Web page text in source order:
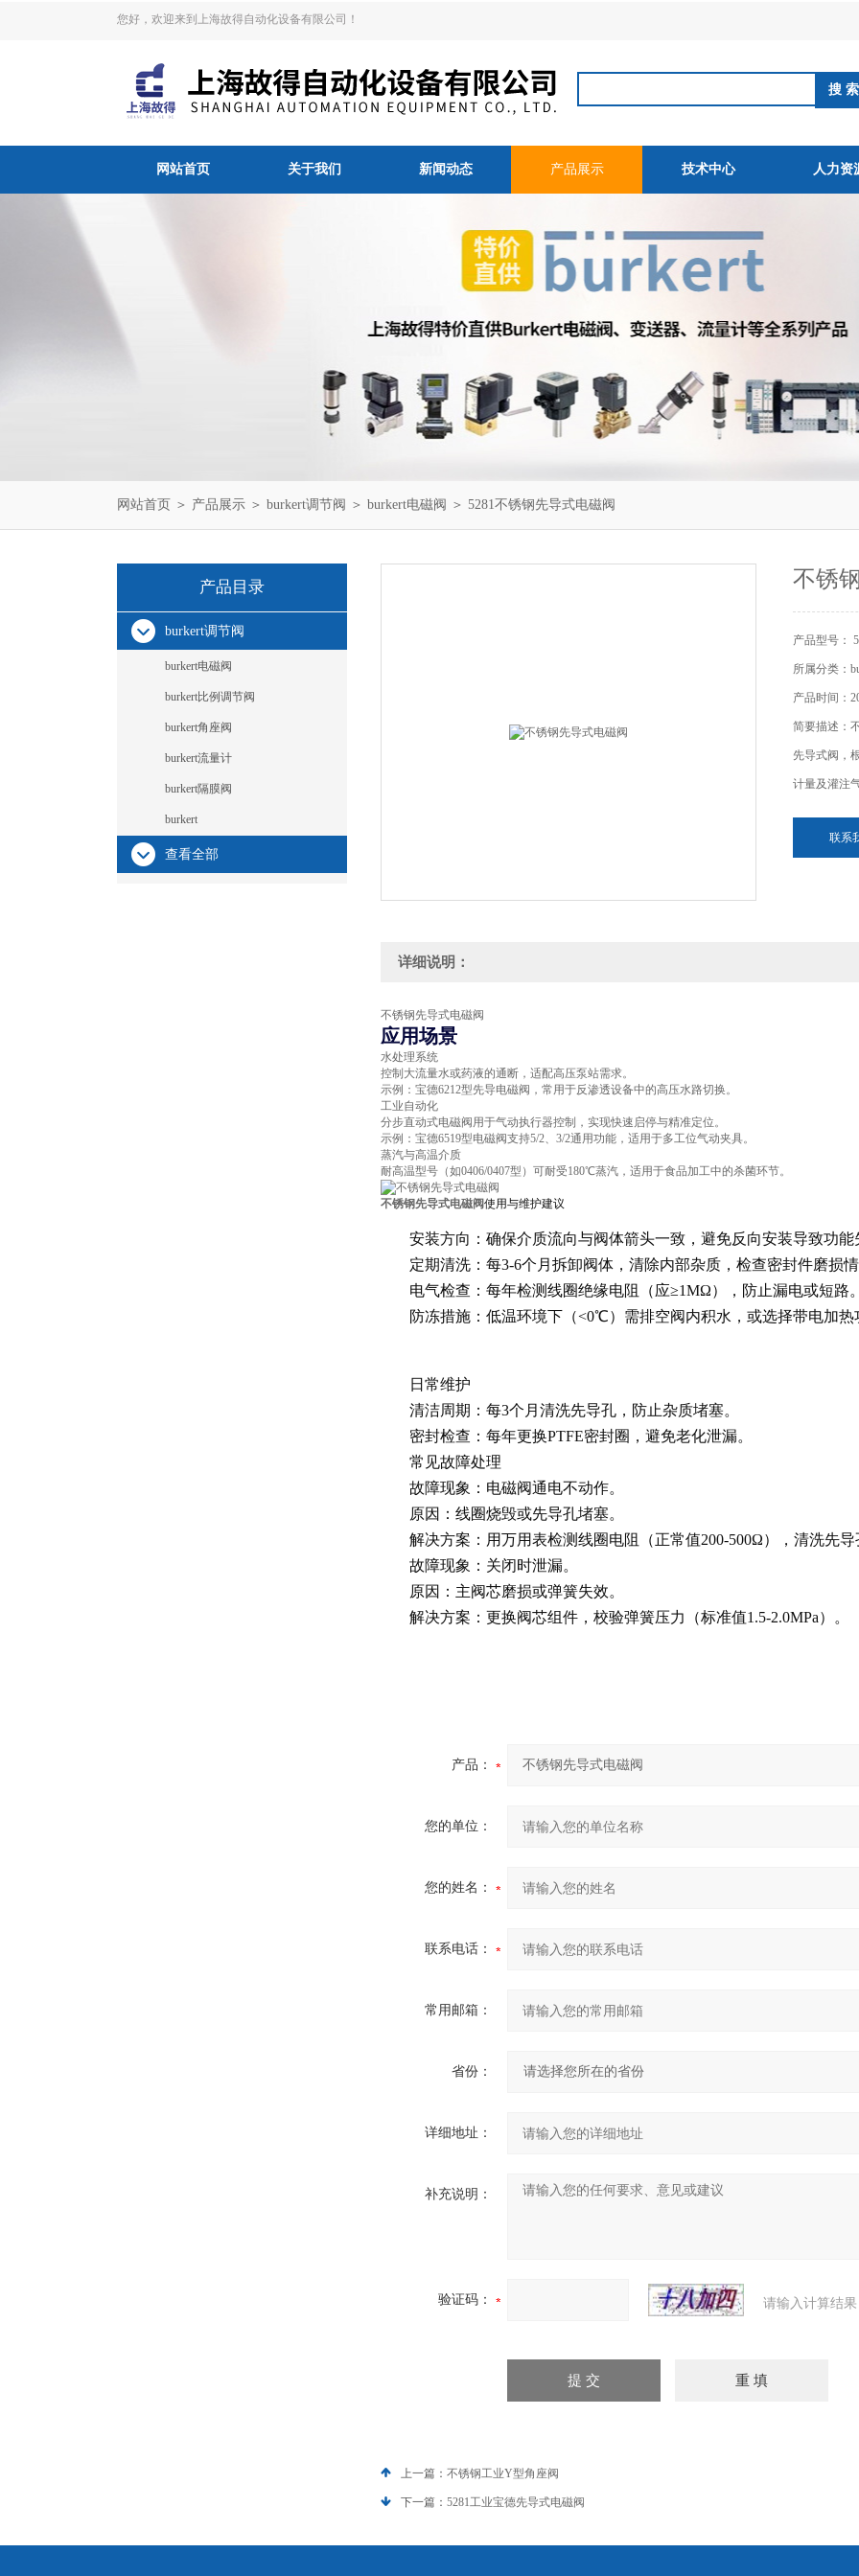
您好，欢迎来到上海故得自动化设备有限公司！
网站首页 关于我们 新闻动态 产品展示 技术中心 人力资
网站首页 ＞ 产品展示 ＞ burkert调节阀 ＞ burkert电磁阀 ＞ 5281不锈钢先导式电磁阀
产品目录
burkert调节阀
burkert电磁阀
burkert比例调节阀
burkert角座阀
burkert流量计
burkert隔膜阀
burkert
查看全部
不锈
产品型号：
所属分类：
产品时间：
简要描述：
先导式阀，
计量及灌注
联系
详细说明：
不锈钢先导式电磁阀
应用场景
水处理系统
控制大流量水或药液的通断，适配高压泵站需求。
示例：宝德6212型先导电磁阀，常用于反渗透设备中的高压水路切换。
工业自动化
分步直动式电磁阀用于气动执行器控制，实现快速启停与精准定位。
示例：宝德6519型电磁阀支持5/2、3/2通用功能，适用于多工位气动夹具。
蒸汽与高温介质
耐高温型号（如0406/0407型）可耐受180℃蒸汽，适用于食品加工中的杀菌环节。
不锈钢先导式电磁阀使用与维护建议
安装方向 ：确保介质流向与阀体箭头一致，避免反向安装导致功能
定期清洗 ：每3-6个月拆卸阀体，清除内部杂质，检查密封件磨损情
电气检查 ：每年检测线圈绝缘电阻（应≥1MΩ），防止漏电或短路。
防冻措施 ：低温环境下（<0℃）需排空阀内积水，或选择带电加热
日常维护
清洁周期 ：每3个月清洗先导孔，防止杂质堵塞。
密封检查 ：每年更换PTFE密封圈，避免老化泄漏。
常见故障处理
故障现象 ：电磁阀通电不动作。
原因 ：线圈烧毁或先导孔堵塞。
解决方案 ：用万用表检测线圈电阻（正常值200-500Ω），清洗先导
故障现象 ：关闭时泄漏。
原因 ：主阀芯磨损或弹簧失效。
解决方案 ：更换阀芯组件，校验弹簧压力（标准值1.5-2.0MPa）。
产品：
您的单位：
您的姓名：
联系电话：
常用邮箱：
省份：
详细地址：
补充说明：
验证码： 请输入计算结
上一篇： 不锈钢工业Y型角座阀
下一篇： 5281工业宝德先导式电磁阀